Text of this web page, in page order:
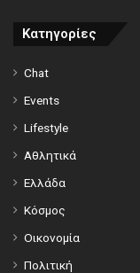
Κατηγορίες
Chat
Events
Lifestyle
Αθλητικά
Ελλάδα
Κόσμος
Οικονομία
Πολιτική